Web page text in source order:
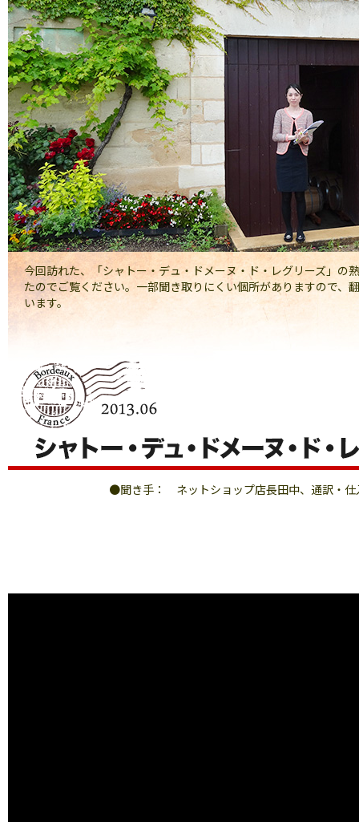
今回訪れた、「シャトー・デュ・ドメーヌ・ド・レグリーズ」の
たのでご覧ください。一部聞き取りにくい個所がありますので、
います。
●聞き手： ネットショップ店長田中、通訳・仕